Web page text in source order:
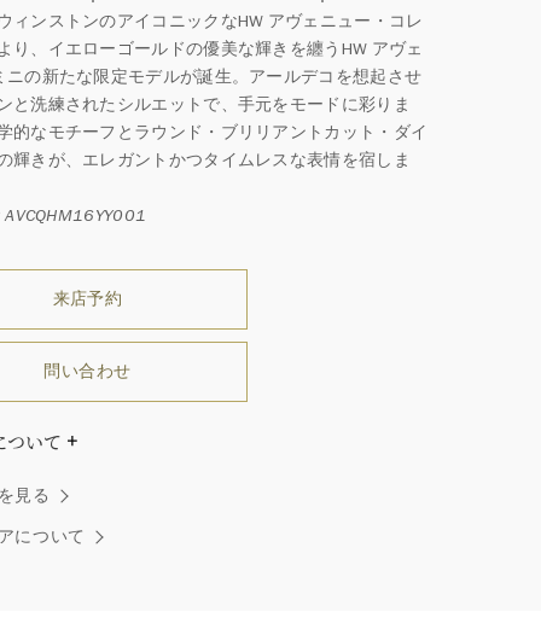
ィンストンのアイコニックなHW アヴェニュー・コレ
り、イエローゴールドの優美な輝きを纏うHW アヴェ
ニの新たな限定モデルが誕生。アールデコを想起させ
と洗練されたシルエットで、手元をモードに彩りま
的なモチーフとラウンド・ブリリアントカット・ダイ
輝きが、エレガントかつタイムレスな表情を宿しま
来店予約
問い合わせ
ついて
トンはそう語りました。ハリー・ウィンストンによって
た最高品質のダイヤモンド及びジェムストーンは、ひと
が唯一無二の個性を有する天然の素材であるため、同製
見る
について